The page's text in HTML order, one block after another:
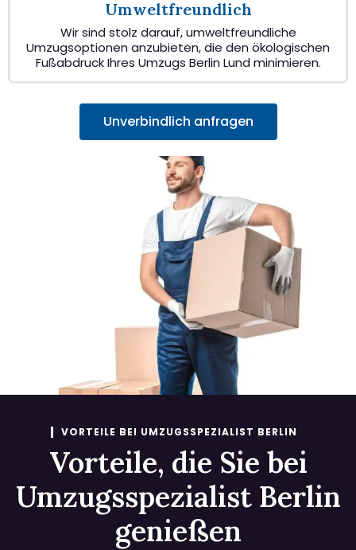
Umweltfreundlich
Wir sind stolz darauf, umweltfreundliche
Umzugsoptionen anzubieten, die den ökologischen
Fußabdruck Ihres Umzugs Berlin Lund minimieren.
Unverbindlich anfragen
VORTEILE BEI UMZUGSSPEZIALIST BERLIN
Vorteile, die Sie bei
Umzugsspezialist Berlin
genießen